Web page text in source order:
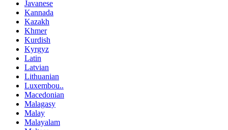
Javanese
Kannada
Kazakh
Khmer
Kurdish
Kyrgyz
Latin
Latvian
Lithuanian
Luxembou..
Macedonian
Malagasy
Malay
Malayalam